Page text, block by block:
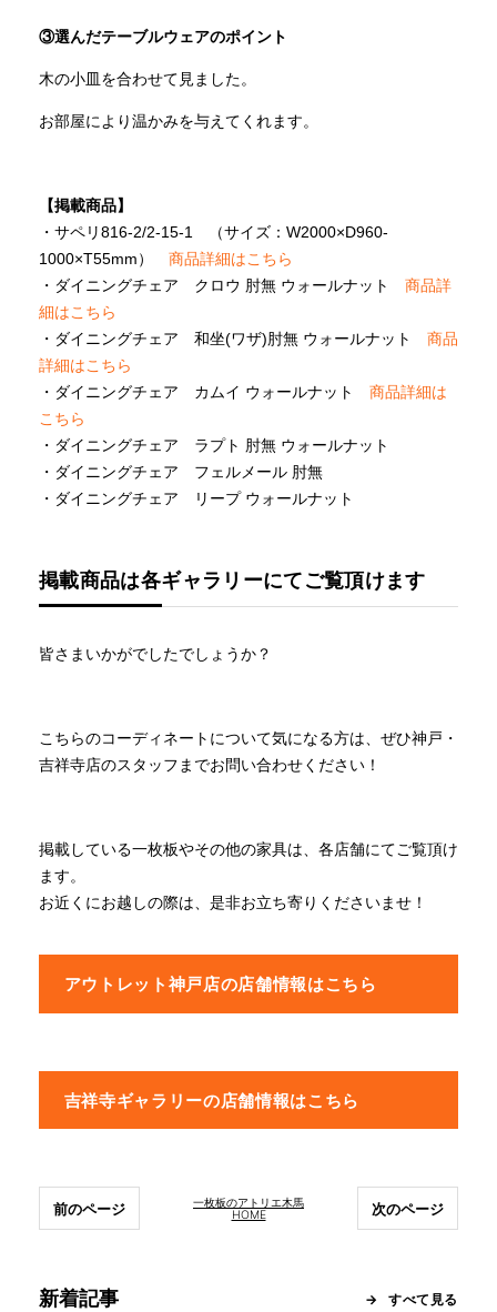
③選んだテーブルウェアのポイント
木の小皿を合わせて見ました。
お部屋により温かみを与えてくれます。
【掲載商品】
・サペリ816-2/2-15-1 （サイズ：W2000×D960-
1000×T55mm） 商品詳細はこちら
・ダイニングチェア クロウ 肘無 ウォールナット 商品詳
細はこちら
・ダイニングチェア 和坐(ワザ)肘無 ウォールナット 商品
詳細はこちら
・ダイニングチェア カムイ ウォールナット 商品詳細は
こちら
・ダイニングチェア ラプト 肘無 ウォールナット
・ダイニングチェア フェルメール 肘無
・ダイニングチェア リープ ウォールナット
掲載商品は各ギャラリーにてご覧頂けます
皆さまいかがでしたでしょうか？
こちらのコーディネートについて気になる方は、ぜひ神戸・
吉祥寺店のスタッフまでお問い合わせください！
掲載している一枚板やその他の家具は、各店舗にてご覧頂け
ます。
お近くにお越しの際は、是非お立ち寄りくださいませ！
アウトレット神戸店の店舗情報はこちら
吉祥寺ギャラリーの店舗情報はこちら
一枚板のアトリエ木馬
HOME
前のページ 次のページ
新着記事 すべて見る